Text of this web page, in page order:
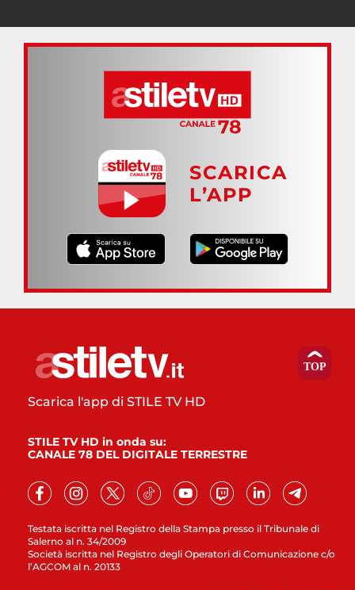
SCARICA
L’APP
Testata iscritta nel Registro della Stampa presso il Tribunale di
Salerno al n. 34/2009
Società iscritta nel Registro degli Operatori di Comunicazione c/o
l’AGCOM al n. 20133
Scarica l'app di STILE TV HD
STILE TV HD in onda su:
CANALE 78 DEL DIGITALE TERRESTRE